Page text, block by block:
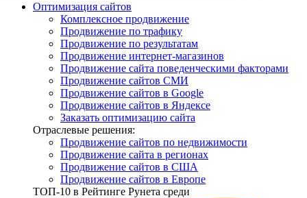
Оптимизация сайтов
Комплексное продвижение
Продвижение по трафику
Продвижение по результатам
Продвижение интернет-магазинов
Продвижение сайта поведенческими факторами
Продвижение сайтов СМИ
Продвижение сайтов в Google
Продвижение сайтов в Яндексе
Заказать оптимизацию сайта
Отраслевые решения:
Продвижение сайтов по недвижимости
Продвижение сайта в регионах
Продвижение сайтов в США
Продвижение сайтов в Европе
ТОП-10 в Рейтинге Рунета среди